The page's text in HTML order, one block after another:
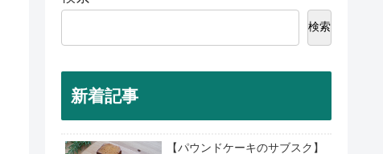
検索
新着記事
【パウンドケーキのサブスク】